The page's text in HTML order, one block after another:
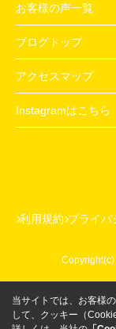
お客様の声一覧
ブログトップ
アクセスマップ
Instagramはこちら
利用規約 プライバ
Copyright(c)
当サイトでは、お客様
して、クッキー（